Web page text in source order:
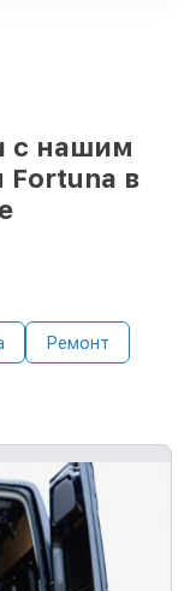
с нашим
в
Ремонт